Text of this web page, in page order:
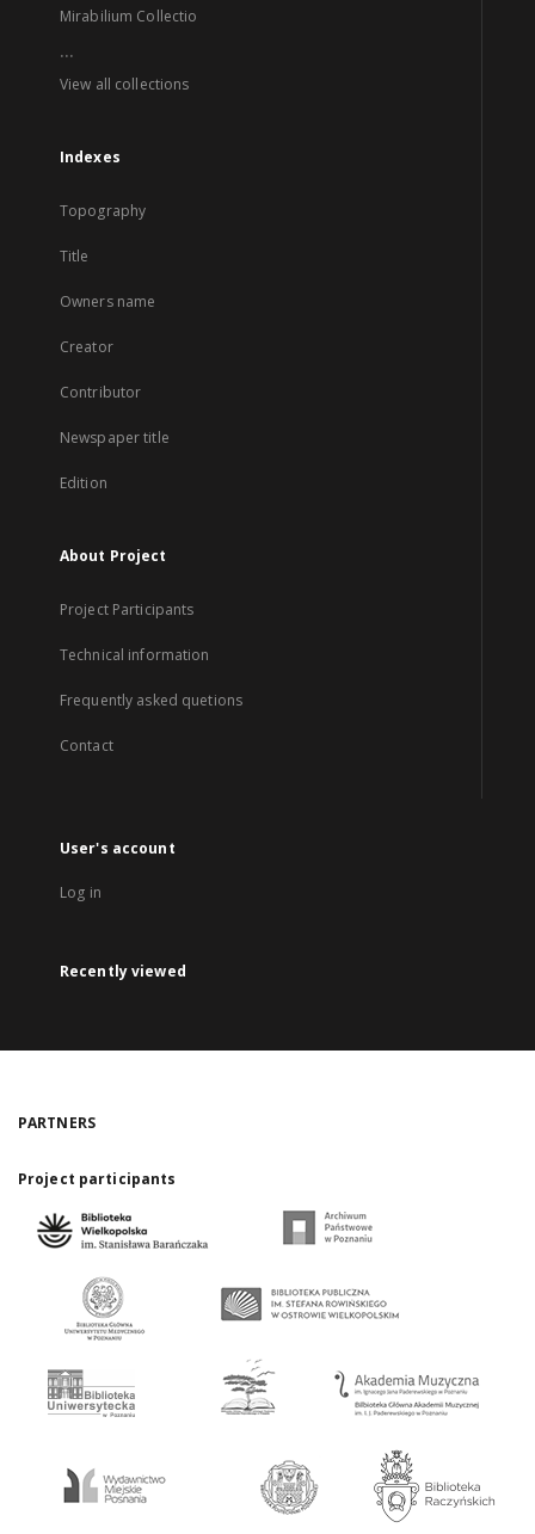
Mirabilium Collectio
...
View all collections
Indexes
Topography
Title
Owners name
Creator
Contributor
Newspaper title
Edition
About Project
Project Participants
Technical information
Frequently asked quetions
Contact
User's account
Log in
Recently viewed
PARTNERS
Project participants